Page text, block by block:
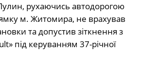
рухаючись автодорогою
м. Житомира, не врахував
та допустив зіткнення з
під керуванням 37-річної